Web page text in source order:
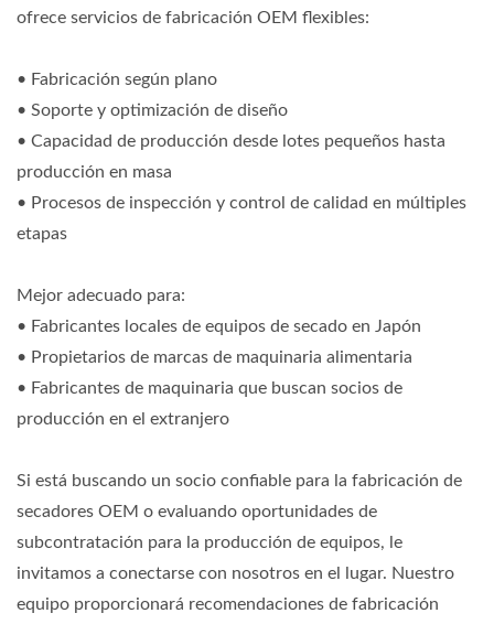
ofrece servicios de fabricación OEM flexibles:
• Fabricación según plano
• Soporte y optimización de diseño
• Capacidad de producción desde lotes pequeños hasta
producción en masa
• Procesos de inspección y control de calidad en múltiples
etapas
Mejor adecuado para:
• Fabricantes locales de equipos de secado en Japón
• Propietarios de marcas de maquinaria alimentaria
• Fabricantes de maquinaria que buscan socios de
producción en el extranjero
Si está buscando un socio confiable para la fabricación de
secadores OEM o evaluando oportunidades de
subcontratación para la producción de equipos, le
invitamos a conectarse con nosotros en el lugar. Nuestro
equipo proporcionará recomendaciones de fabricación